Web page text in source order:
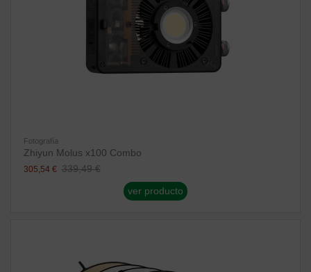
Fotografía
Zhiyun Molus x100 Combo
305,54 € 339,49 €
ver producto